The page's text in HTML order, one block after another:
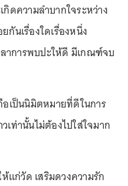
ดความลำบากใจระหว่าง
กันเรื่องใดเรื่องหนึ่ง
าการพบปะให้ดี มีเกณฑ์จบ
เป็นนิมิตหมายที่ดีในการ
เท่านั้นไม่ต้องไปใส่ใจมาก
แก่วัด เสริมดวงความรัก